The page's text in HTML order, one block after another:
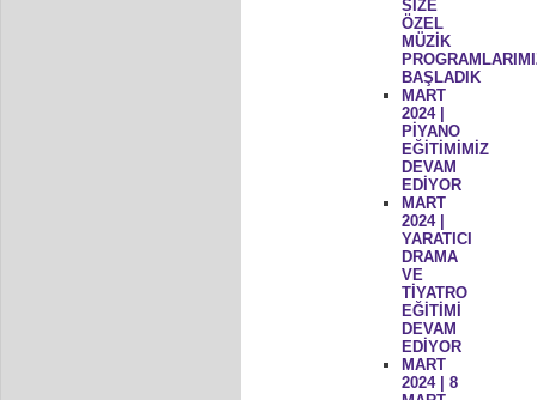
SİZE
ÖZEL
MÜZİK
BAŞLADIK
MART
2024 |
PİYANO
EĞİTİMİMİZ
DEVAM
EDİYOR
MART
2024 |
YARATICI
DRAMA
VE
TİYATRO
EĞİTİMİ
DEVAM
EDİYOR
MART
2024 | 8